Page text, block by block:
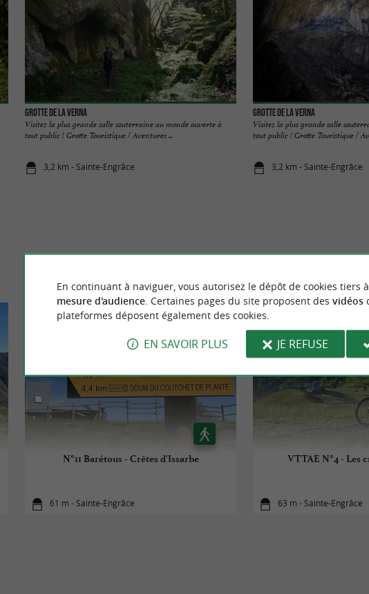
Grotte de la Verna
Visitez la plus grande salle souterraine au monde ouverte à
tout public ! Grotte Touristique / Aventures ...
3,2 km - Sainte-Engrâce
Grotte de la Verna
Visitez la plus grande salle
tout public ! Grotte Touristique /
3,2 km - Sainte-Engrâce
N°11 Barétous - Crêtes d'Issarbe
61 m - Sainte-Engrâce
VTTAE N°4 - Les
63 m - Sainte-Engrâce
En continuant à naviguer, vous autorisez le dépôt de cookies tiers
mesure d'audience. Certaines pages du site proposent des vidéos
plateformes déposent également des cookies.
EN SAVOIR PLUS JE REFUSE